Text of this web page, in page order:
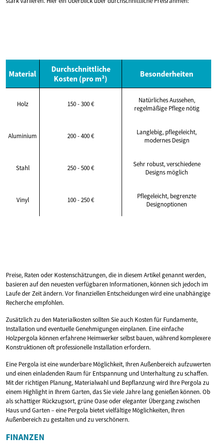
Material
Durchschnittliche
Kosten (pro m²)
Besonderheiten
Holz 150 - 300 €
Natürliches Aussehen,
regelmäßige Pflege nötig
Aluminium 200 - 400 €
Langlebig, pflegeleicht,
modernes Design
Stahl 250 - 500 €
Sehr robust, verschiedene
Designs möglich
Vinyl 100 - 250 €
Pflegeleicht, begrenzte
Designoptionen
Preise, Raten oder Kostenschätzungen, die in diesem Artikel genannt werden,
basieren auf den neuesten verfügbaren Informationen, können sich jedoch im
Laufe der Zeit ändern. Vor finanziellen Entscheidungen wird eine unabhängige
Recherche empfohlen.
Zusätzlich zu den Materialkosten sollten Sie auch Kosten für Fundamente,
Installation und eventuelle Genehmigungen einplanen. Eine einfache
Holzpergola können erfahrene Heimwerker selbst bauen, während komplexere
Konstruktionen oft professionelle Installation erfordern.
Eine Pergola ist eine wunderbare Möglichkeit, Ihren Außenbereich aufzuwerten
und einen einladenden Raum für Entspannung und Unterhaltung zu schaffen.
Mit der richtigen Planung, Materialwahl und Bepflanzung wird Ihre Pergola zu
einem Highlight in Ihrem Garten, das Sie viele Jahre lang genießen können. Ob
als schattiger Rückzugsort, grüne Oase oder eleganter Übergang zwischen
Haus und Garten – eine Pergola bietet vielfältige Möglichkeiten, Ihren
Außenbereich zu gestalten und zu verschönern.
FINANZEN